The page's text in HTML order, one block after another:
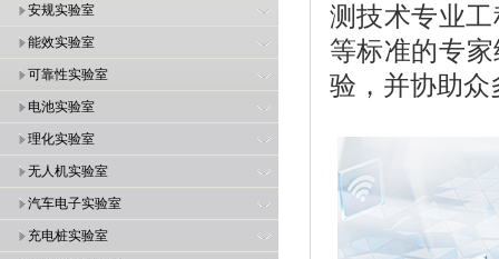
安规实验室
能效实验室
可靠性实验室
电池实验室
理化实验室
无人机实验室
汽车电子实验室
充电桩实验室
测技术专业
等标准的专
验，并协助众